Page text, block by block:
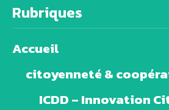
Rubriques
Accueil
citoyenneté &
ICDD – Innovation